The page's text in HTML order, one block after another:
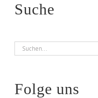
Suche
Suche
nach:
Folge uns